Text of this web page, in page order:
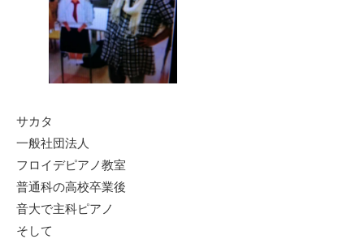
サカタ
一般社団法人
フロイデピアノ教室
普通科の高校卒業後
音大で主科ピアノ
そして